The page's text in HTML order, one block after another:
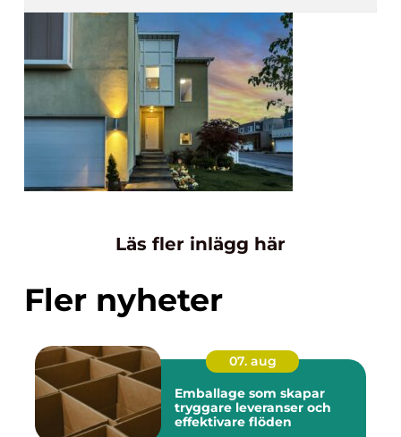
Läs fler inlägg här
Fler nyheter
07. aug
Emballage som skapar
tryggare leveranser och
effektivare flöden